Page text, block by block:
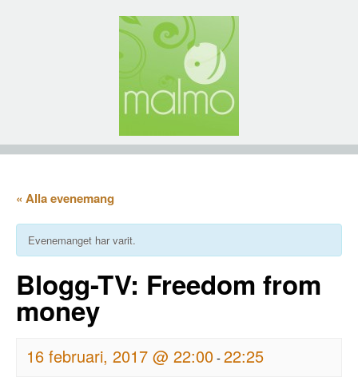
« Alla evenemang
Evenemanget har varit.
Blogg-TV: Freedom from
money
16 februari, 2017 @ 22:00-22:25